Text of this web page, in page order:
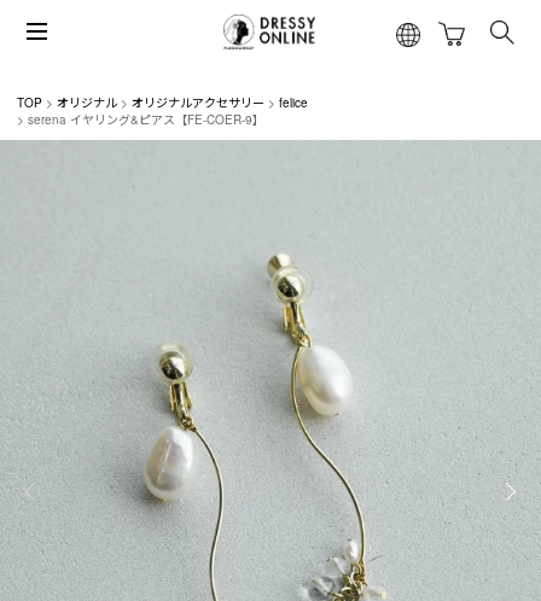
TOP オリジナル オリジナルアクセサリー
felice
serena イヤリング&ピアス【FE-COER-9】